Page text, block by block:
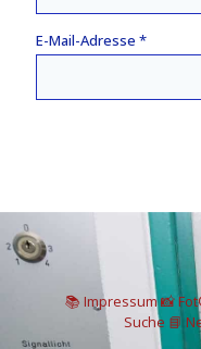
E-Mail-Adresse *
📚 Impressum📸
Suche 📘